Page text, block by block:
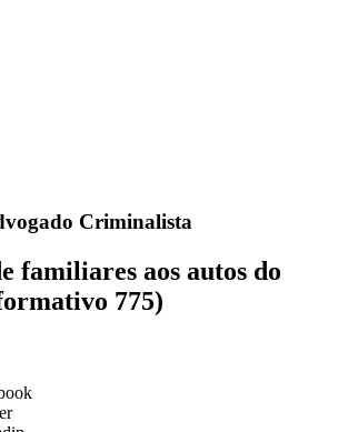
Criminalista
familiares aos autos do
775)